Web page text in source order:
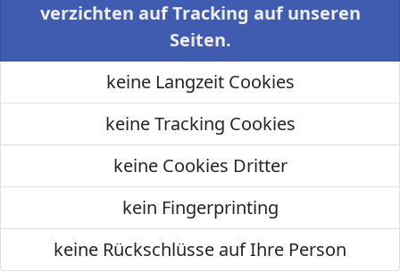
verzichten auf Tracking auf unseren
Seiten.
keine Langzeit Cookies
keine Tracking Cookies
keine Cookies Dritter
kein Fingerprinting
keine Rückschlüsse auf Ihre Person